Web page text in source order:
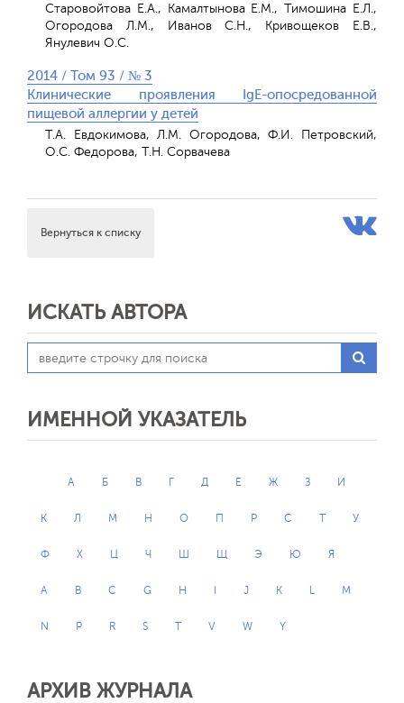
Старовойтова Е.А., Камалтынова Е.М., Тимошина Е.Л.,
Огородова Л.М., Иванов С.Н., Кривощеков Е.В.,
Янулевич О.С.
2014 / Том 93 / № 3
Клинические проявления IgЕ-опосредованной
пищевой аллергии у детей
Т.А. Евдокимова, Л.М. Огородова, Ф.И. Петровский,
О.С. Федорова, Т.Н. Сорвачева
Вернуться к списку
ИСКАТЬ АВТОРА
ИМЕННОЙ УКАЗАТЕЛЬ
А Б В Г Д Е Ж З И
К Л М Н О П Р С Т У
Ф Х Ц Ч Ш Щ Э Ю Я
A B C G H J K L M
N P R S T V W Y
АРХИВ ЖУРНАЛА